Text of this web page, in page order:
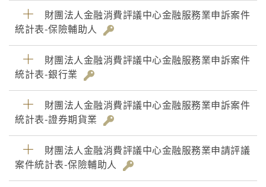
財團法人金融消費評議中心金融服務業申訴案件
統計表-保險輔助人
財團法人金融消費評議中心金融服務業申訴案件
統計表-銀行業
財團法人金融消費評議中心金融服務業申訴案件
統計表-證券期貨業
財團法人金融消費評議中心金融服務業申請評議
案件統計表-保險輔助人